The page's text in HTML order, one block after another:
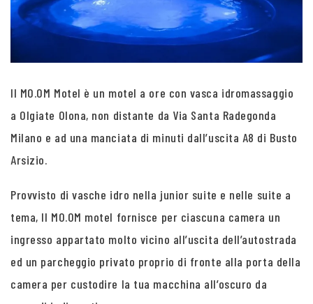
Il MO.OM Motel è un motel a ore con vasca idromassaggio
a Olgiate Olona, non distante da Via Santa Radegonda
Milano e ad una manciata di minuti dall’uscita A8 di Busto
Arsizio.
Provvisto di vasche idro nella junior suite e nelle suite a
tema, Il MO.OM motel fornisce per ciascuna camera un
ingresso appartato molto vicino all’uscita dell’autostrada
ed un parcheggio privato proprio di fronte alla porta della
camera per custodire la tua macchina all’oscuro da